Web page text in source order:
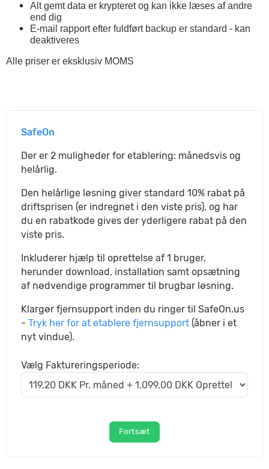
Alt gemt data er krypteret og kan ikke læses af andre
end dig
E-mail rapport efter fuldført backup er standard - kan
deaktiveres
Alle priser er eksklusiv MOMS
SafeOn
Der er 2 muligheder for etablering: månedsvis og
helårlig.
Den helårlige løsning giver standard 10% rabat på
driftsprisen (er indregnet i den viste pris), og har
du en rabatkode gives der yderligere rabat på den
viste pris.
Inkluderer hjælp til oprettelse af 1 bruger,
herunder download, installation samt opsætning
af nødvendige programmer til brugbar løsning.
Klargør fjernsupport inden du ringer til SafeOn.us
-Tryk her for at etablere fjernsupport (åbner i et
nyt vindue).
Vælg Faktureringsperiode:
Fortsæt